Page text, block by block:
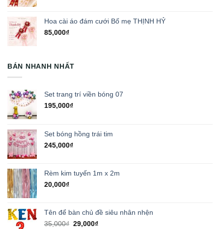
Hoa cài áo đám cưới Bố mẹ THỊNH HỶ
85,000₫
BÁN NHANH NHẤT
Set trang trí viền bóng 07
195,000₫
Set bóng hồng trái tim
245,000₫
Rèm kim tuyến 1m x 2m
20,000₫
Tên để bàn chủ đề siêu nhân nhện
35,000₫ Giá
29,000₫Giá